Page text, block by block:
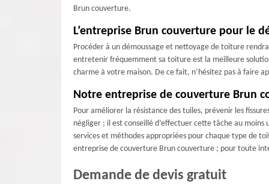
Brun couverture.
L’entreprise Brun couverture pour le
Procéder à un démoussage et nettoyage de toiture
entretenir fréquemment sa toiture est la meilleure
charme à votre maison. De ce fait, n’hésitez pas à faire
Notre entreprise de couverture Brun
Pour améliorer la résistance des tuiles, prévenir les
négliger ; il est conseillé d’effectuer cette tâche au
services et méthodes appropriées pour chaque type de
entreprise de couverture Brun couverture ; pour toute
Demande de devis gratuit